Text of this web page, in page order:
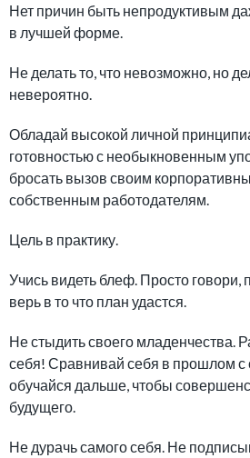
Нет причин быть непродуктивым
в лучшей форме.
Не делать то, что невозможно, но
невероятно.
Обладай высокой личной
готовностью с необыкновенным
бросать вызов своим
собственным работодателям.
Цель в практику.
Учись видеть блеф. Просто говори,
верь в то что план удастся.
Не стыдить своего младенчества.
себя! Сравнивай себя в прошлом с
обучайся дальше, чтобы
будущего.
Не дурачь самого себя. Не